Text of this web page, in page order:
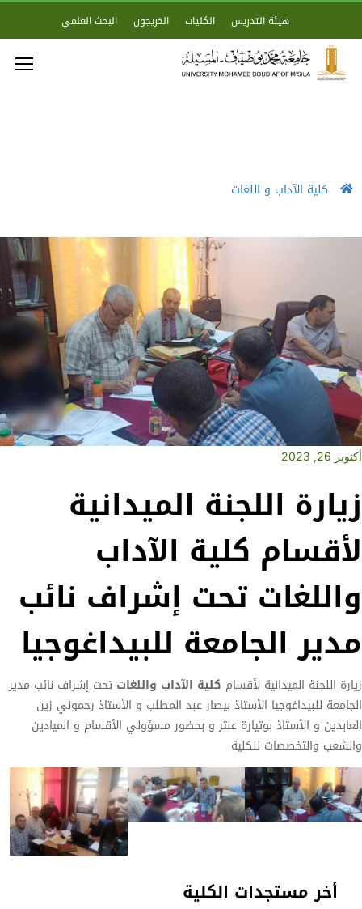
هيئة التدريس الكليات الخريجون البحث العلمي
كلية الآداب و اللغات
أخر مستجدات الكلية
أكتوبر 26, 2023
زيارة اللجنة الميدانية
لأقسام كلية الآداب
واللغات تحت إشراف نائب
مدير الجامعة للبيداغوجيا
زيارة اللجنة الميدانية لأقسام كلية الآداب واللغات تحت إشراف نائب مدير
الجامعة للبيداغوجيا الأستاذ بيصار عبد المطلب و الأستاذ رحموني زين
العابدين و الأستاذ بوتيارة عنتر و بحضور مسؤولي الأقسام و الميادين
والشعب والتخصصات للكلية